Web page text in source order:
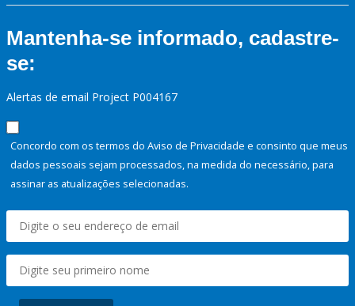
Mantenha-se informado, cadastre-
se:
Alertas de email Project P004167
Concordo com os termos do Aviso de Privacidade e consinto que meus
dados pessoais sejam processados, na medida do necessário, para
assinar as atualizações selecionadas.